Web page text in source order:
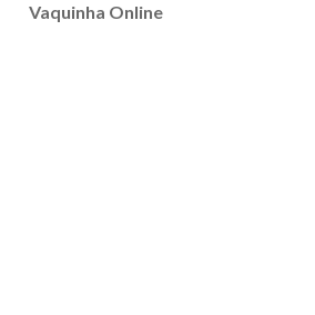
Vaquinha Online